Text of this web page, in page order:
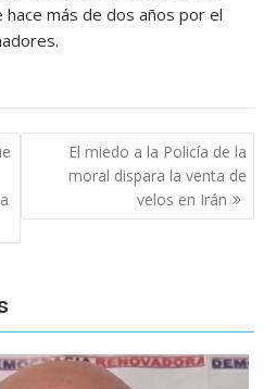
más de dos años por el
El miedo a la Policía de la
moral dispara la venta de
velos en Irán